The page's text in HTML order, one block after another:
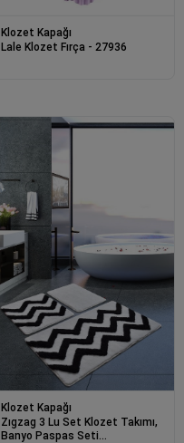
Klozet Kapağı
Lale Klozet Fırça - 27936
Klozet Kapağı
Zıgzag 3 Lu Set Klozet Takımı,
Banyo Paspas Seti